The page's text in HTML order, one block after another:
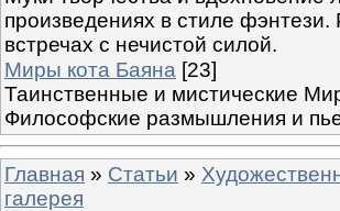
произведениях в стиле фэнтези.
встречах с нечистой силой.
Миры кота Баяна [23]
Таинственные и мистические
Философские размышления и
Главная » Статьи »
галерея